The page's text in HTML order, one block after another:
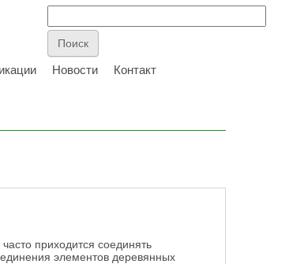
Новости Контакт
приходится соединять
элементов деревянных